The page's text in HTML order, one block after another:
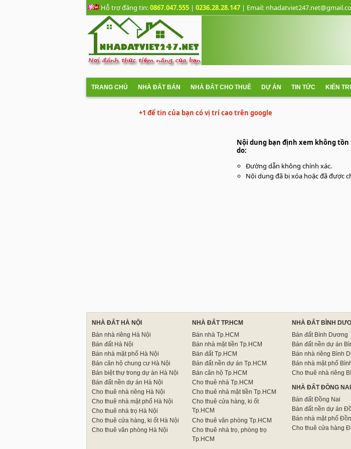
Hỗ trợ đăng tin:0867.047.555 | 0236.28.28.147 | Email:
TRANG CHỦ NHÀ ĐẤT BÁN NHÀ ĐẤT CHO THUÊ DỰ ÁN TIN TỨC KIẾN
+1 để tin của bạn có vị trí cao trên google
Nội dung bạn định xem không
do:
Đường dẫn không chính xác.
Nội dung đã bị xóa hoặc đã được
NHÀ ĐẤT HÀ NỘI
Bán nhà riêng Hà Nội
Bán đất Hà Nội
Bán nhà mặt phố Hà Nội
Bán căn hộ chung cư Hà Nội
Bán biệt thự trong dự án Hà Nội
Bán đất nền dự án Hà Nội
Cho thuê nhà riêng Hà Nội
Cho thuê nhà mặt phố Hà Nội
Cho thuê nhà trọ Hà Nội
Cho thuê cửa hàng, ki ốt Hà Nội
Cho thuê văn phòng Hà Nội
NHÀ ĐẤT TP.HCM
Bán nhà Tp.HCM
Bán nhà mặt tiền Tp.HCM
Bán đất Tp.HCM
Bán đất nền dự án Tp.HCM
Bán căn hộ Tp.HCM
Cho thuê nhà Tp.HCM
Cho thuê nhà mặt tiền Tp.HCM
Cho thuê cửa hàng, ki ốt
Tp.HCM
Cho thuê văn phòng Tp.HCM
Cho thuê nhà trọ, phòng trọ
Tp.HCM
NHÀ ĐẤT BÌNH
Bán đất Bình Dương
Bán đất nền dự án
Bán nhà riêng Bình
Bán nhà mặt phố
Cho thuê nhà riêng
NHÀ ĐẤT ĐỒNG NAI
Bán đất Đồng Nai
Bán đất nền dự án
Bán nhà mặt phố
Cho thuê cửa hàng